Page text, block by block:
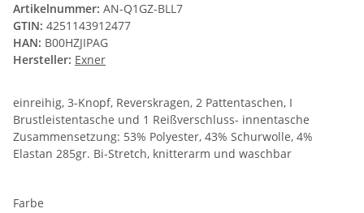
Artikelnummer: AN-Q1GZ-BLL7
GTIN: 4251143912477
HAN: B00HZJIPAG
Hersteller: Exner
einreihig, 3-Knopf, Reverskragen, 2 Pattentaschen, I
Brustleistentasche und 1 Reißverschluss- innentasche
Zusammensetzung: 53% Polyester, 43% Schurwolle, 4%
Elastan 285gr. Bi-Stretch, knitterarm und waschbar
Farbe